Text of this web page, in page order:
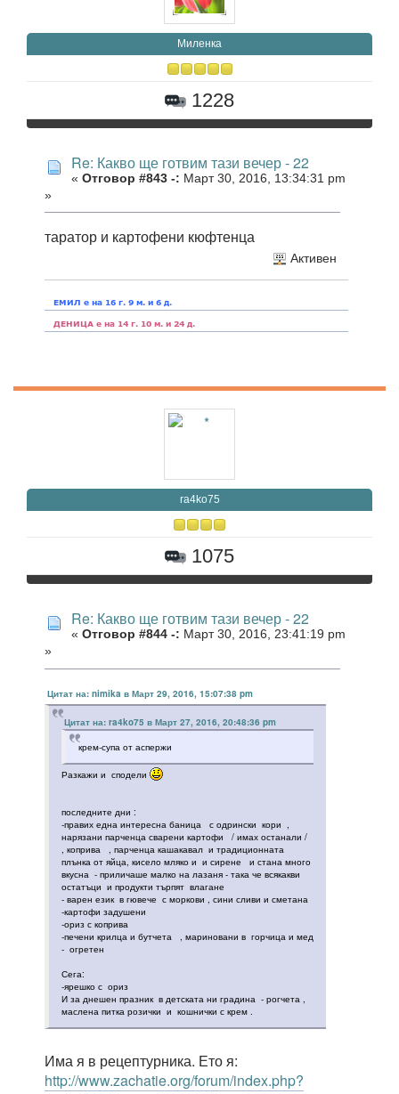
Миленка
1228
Re: Какво ще готвим тази вечер - 22
« Отговор #843 -: Март 30, 2016, 13:34:31 pm
»
таратор и картофени кюфтенца
Активен
ra4ko75
1075
Re: Какво ще готвим тази вечер - 22
« Отговор #844 -: Март 30, 2016, 23:41:19 pm
»
Цитат на: nimika в Март 29, 2016, 15:07:38 pm
Цитат на: ra4ko75 в Март 27, 2016, 20:48:36 pm
крем-супа от аспержи
Разкажи и сподели
последните дни :
-правих една интересна баница с одрински кори ,
нарязани парченца сварени картофи / имах останали /
, коприва , парченца кашакавал и традиционната
плънка от яйца, кисело мляко и и сирене и стана много
вкусна - приличаше малко на лазаня - така че всякакви
остатъци и продукти търпят влагане
- варен език в гювече с моркови , сини сливи и сметана
-картофи задушени
-ориз с коприва
-печени крилца и бутчета , мариновани в горчица и мед
- огретен
Сега:
-ярешко с ориз
И за днешен празник в детската ни градина - рогчета ,
маслена питка розички и кошнички с крем .
Има я в рецептурника. Ето я:
http://www.zachatie.org/forum/index.php?